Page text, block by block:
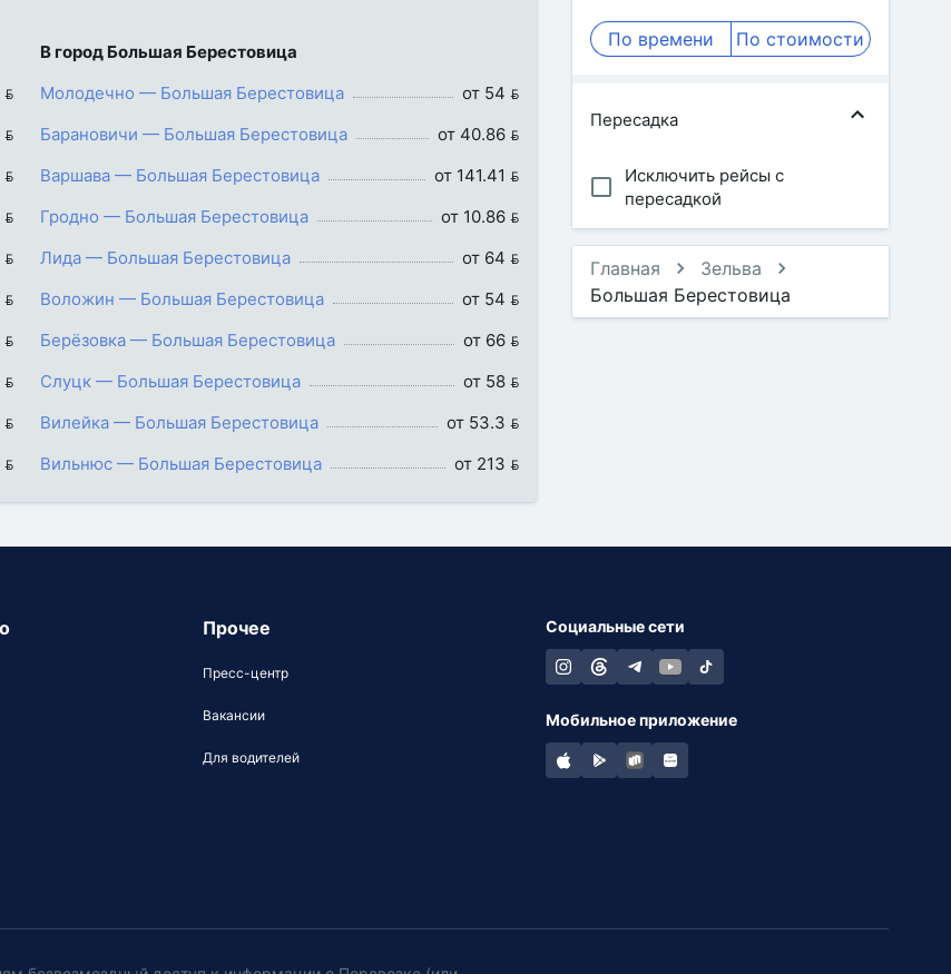










В город Большая Берестовица
Молодечно — Большая Берестовица
от 54 
Барановичи — Большая Берестовица
от 40.86 
Варшава — Большая Берестовица
от 141.41 
Гродно — Большая Берестовица
от 10.86 
Лида — Большая Берестовица
от 64 
Воложин — Большая Берестовица
от 54 
Берёзовка — Большая Берестовица
от 66 
Слуцк — Большая Берестовица
от 58 
Вилейка — Большая Берестовица
от 53.3 
Вильнюс — Большая Берестовица
от 213 
По времени По стоимости
Пересадка
Исключить рейсы с
пересадкой
Главная
Зельва
Большая Берестовица
Прочее
Пресс-центр
Вакансии
Для водителей
Социальные сети
Мобильное приложение